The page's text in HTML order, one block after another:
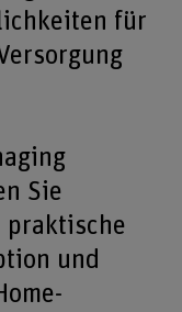
für
Sie
praktische
und